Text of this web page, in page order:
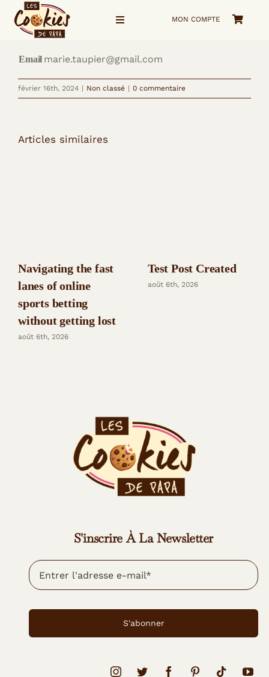
Passer
contenu
Navigation
Accueil
La Boutique
MON COMPTE
Email marie.taupier@gmail.com
février 16th, 2024 | Non classé | 0 commentaire
Articles similaires
Navigating the fast
lanes of online
sports betting
without getting lost
août 6th, 2026
Test Post Created
août 6th, 2026
S'inscrire À La Newsletter
S'abonner